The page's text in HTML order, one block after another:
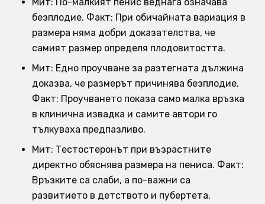
безплодие. Факт: При обичайната вариация в
размера няма добри доказателства, че
самият размер определя плодовитостта.
Мит: Едно проучване за разтегната дължина
доказва, че размерът причинява безплодие.
Факт: Проучването показа само малка връзка
в клинична извадка и самите автори го
тълкуваха предпазливо.
Мит: Тестостеронът при възрастните
директно обяснява размера на пениса. Факт:
Връзките са слаби, а по-важни са
развитието в детството и пубертета,